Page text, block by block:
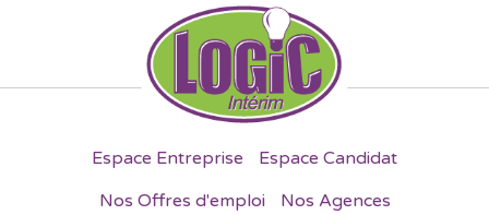
Espace Entreprise
Espace Candidat
Nos Offres d'emploi
Nos Agences